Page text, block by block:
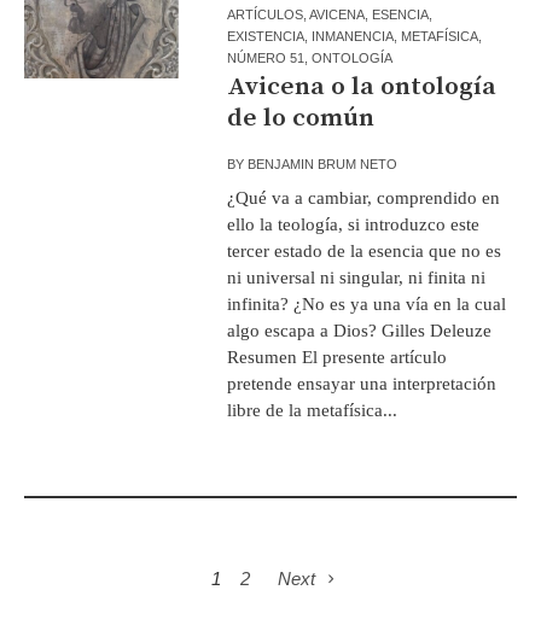
ARTÍCULOS ,AVICENA ESENCIA
EXISTENCIA INMANENCIA METAFÍSICA
NÚMERO 51
,ONTOLOGÍA
Avicena o la ontología
de lo común
BY BENJAMIN BRUM NETO
¿Qué va a cambiar, comprendido en
ello la teología, si introduzco este
tercer estado de la esencia que no es
ni universal ni singular, ni finita ni
infinita? ¿No es ya una vía en la cual
algo escapa a Dios? Gilles Deleuze
Resumen El presente artículo
pretende ensayar una interpretación
libre de la metafísica...
1 2 Next